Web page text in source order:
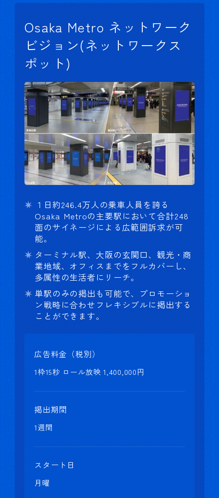
Osaka Metro ネットワーク
ビジョン(ネットワークス
ポット)
１日約246.4万人の乗車人員を誇る
Osaka Metroの主要駅において合計248
面のサイネージによる広範囲訴求が可
能。
ターミナル駅、大阪の玄関口、観光・商
業地域、オフィスまでをフルカバーし、
多属性の生活者にリーチ。
単駅のみの掲出も可能で、プロモーショ
ン戦略に合わせフレキシブルに掲出する
ことができます。
広告料金（税別）
1枠15秒 ロール放映 1,400,000円
掲出期間
1週間
スタート日
月曜